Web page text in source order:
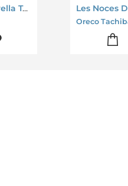
Promise Cinderella Tome 4
Oreco